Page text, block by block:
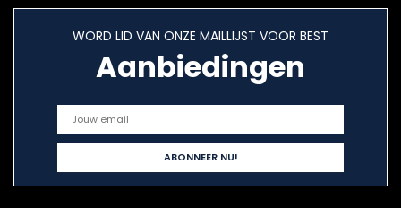
WORD LID VAN ONZE MAILLIJST VOOR BEST
Aanbiedingen